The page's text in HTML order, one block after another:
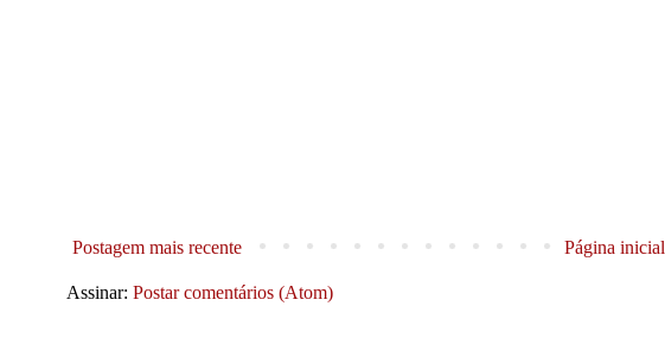
Postagem mais recente Página inicial
Assinar: Postar comentários (Atom)